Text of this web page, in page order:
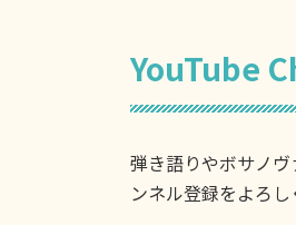
YouTube
弾き語りやボサノ
ンネル登録をよろし